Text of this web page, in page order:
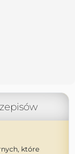
które